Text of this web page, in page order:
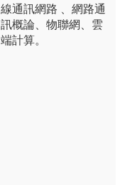
線通訊網路 、網路通
訊概論、物聯網、雲
端計算。